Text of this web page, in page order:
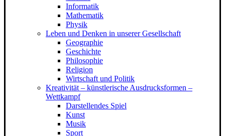
Informatik
Mathematik
Physik
Leben und Denken in unserer Gesellschaft
Geographie
Geschichte
Philosophie
Religion
Wirtschaft und Politik
Kreativität – künstlerische Ausdrucksformen –
Wettkampf
Darstellendes Spiel
Kunst
Musik
Sport